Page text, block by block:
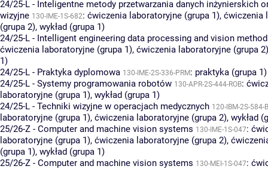
24/25-L - Inteligentne metody przetwarzania danych inżynierskich
wizyjne 130-IME-1S-682: ćwiczenia laboratoryjne (grupa 1), ćwiczenia
(grupa 2), wykład (grupa 1)
24/25-L - Intelligent engineering data processing and vision
ćwiczenia laboratoryjne (grupa 1), ćwiczenia laboratoryjne (grupa 2)
1)
24/25-L - Praktyka dyplomowa 130-IME-2S-336-PRM: praktyka (grupa 1)
24/25-L - Systemy programowania robotów 130-APR-2S-444-ROB:
laboratoryjne (grupa 1), wykład (grupa 1)
24/25-L - Techniki wizyjne w operacjach medycznych 120-IBM-2S-584-
laboratoryjne (grupa 1), ćwiczenia laboratoryjne (grupa 2), wykład
25/26-Z - Computer and machine vision systems 130-IME-1S-047:
laboratoryjne (grupa 1), ćwiczenia laboratoryjne (grupa 2),
(grupa 1), wykład (grupa 1)
25/26-Z - Computer and machine vision systems 130-MEI-1S-047: